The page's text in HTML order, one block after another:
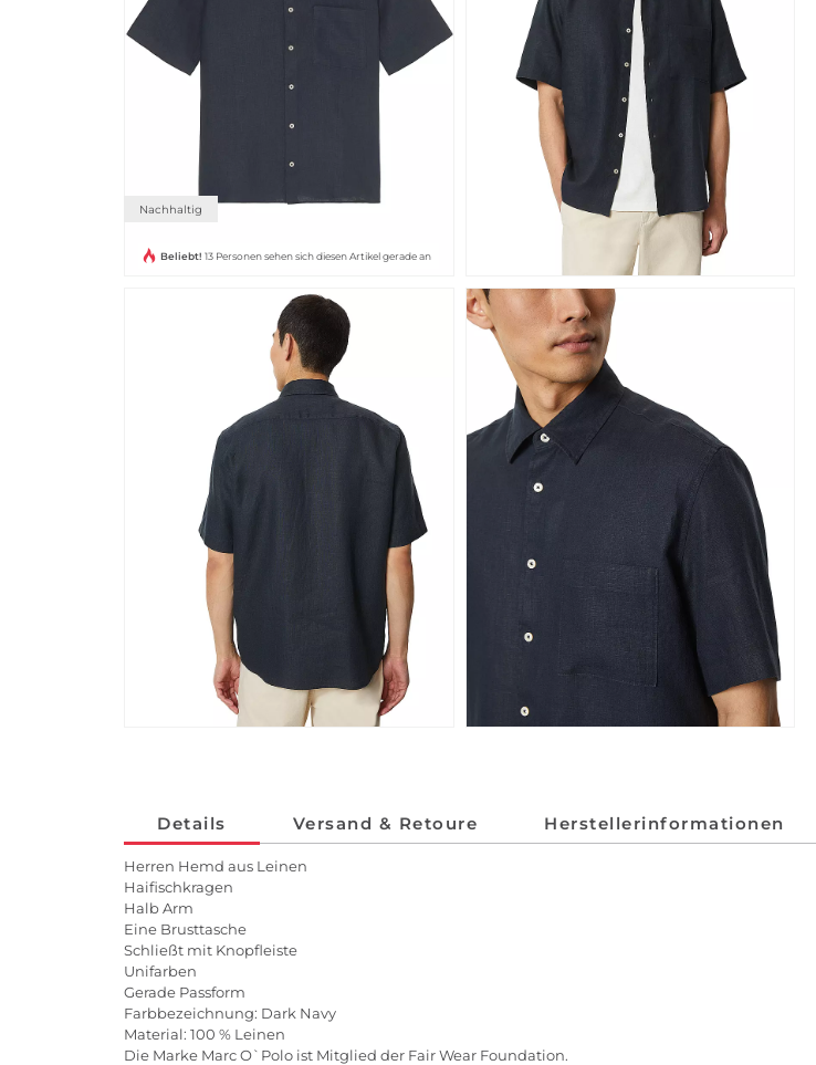
Nachhaltig
Beliebt! 13 Personen sehen sich diesen Artikel gerade an
Details Versand & Retoure Herstellerinformationen
Herren Hemd aus Leinen
Haifischkragen
Halb Arm
Eine Brusttasche
Schließt mit Knopfleiste
Unifarben
Gerade Passform
Farbbezeichnung: Dark Navy
Material: 100 % Leinen
Die Marke Marc O`Polo ist Mitglied der Fair Wear Foundation.